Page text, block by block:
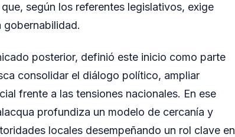
según los referentes legislativos, exige
gobernabilidad.
posterior, definió este inicio como parte
consolidar el diálogo político, ampliar
frente a las tensiones nacionales. En ese
profundiza un modelo de cercanía y
locales desempeñando un rol clave en